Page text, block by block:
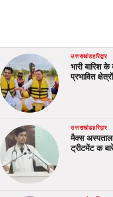
उत्तराखंडहरिद्वार
भारी बारिश
प्रभावित
उत्तराखंडहरिद्वार
मैक्स अस्पताल
ट्रीटमेंट क